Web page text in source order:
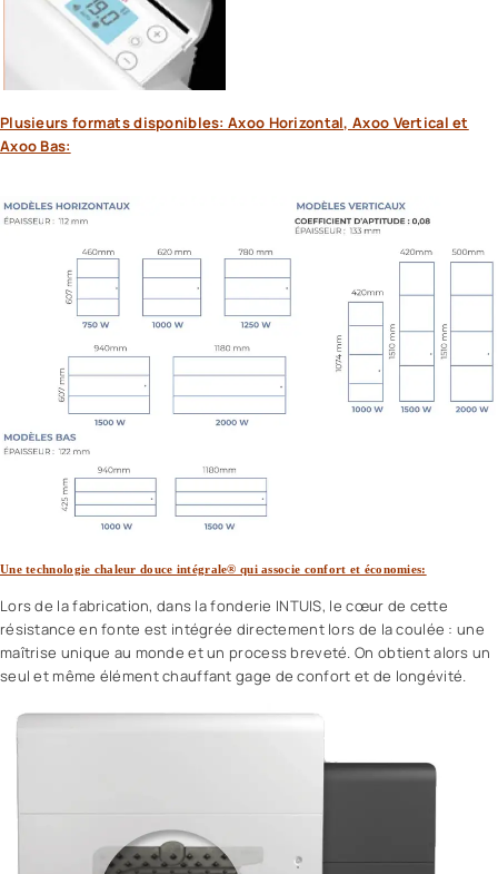
Plusieurs formats disponibles: Axoo Horizontal, Axoo Vertical et
Axoo Bas:
Une technologie chaleur douce intégrale® qui associe confort et économies:
Lors de la fabrication, dans la fonderie INTUIS, le cœur de cette
résistance en fonte est intégrée directement lors de la coulée : une
maîtrise unique au monde et un process breveté. On obtient alors un
seul et même élément chauffant gage de confort et de longévité.